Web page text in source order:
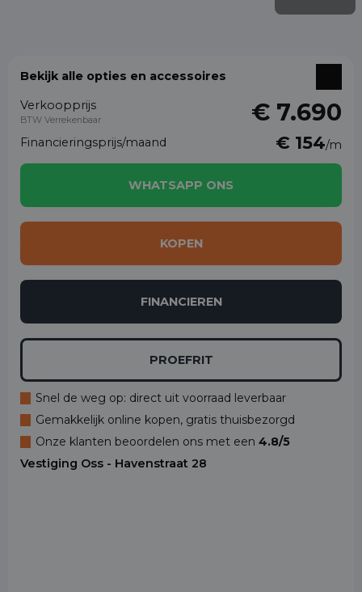
Bekijk alle opties en accessoires
Verkoopprijs
BTW Verrekenbaar € 7.690
Financieringsprijs/maand € 154/m
WHATSAPP ONS
KOPEN
FINANCIEREN
PROEFRIT
Snel de weg op: direct uit voorraad leverbaar
Gemakkelijk online kopen, gratis thuisbezorgd
Onze klanten beoordelen ons met een 4.8/5
Vestiging Oss - Havenstraat 28